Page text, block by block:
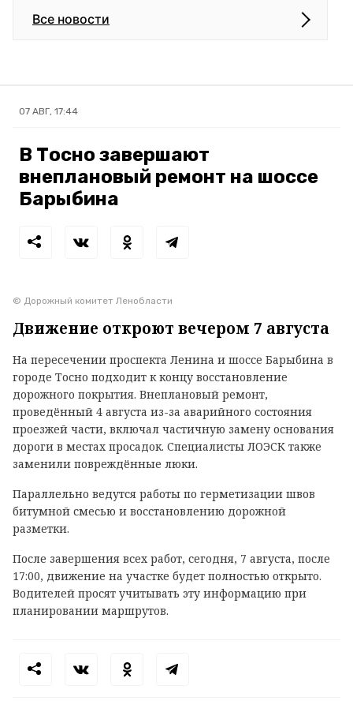
Все новости
07 АВГ, 17:44
В Тосно завершают
внеплановый ремонт на шоссе
Барыбина
© Дорожный комитет Ленобласти
Движение откроют вечером 7 августа
На пересечении проспекта Ленина и шоссе Барыбина в
городе Тосно подходит к концу восстановление
дорожного покрытия. Внеплановый ремонт,
проведённый 4 августа из-за аварийного состояния
проезжей части, включал частичную замену основания
дороги в местах просадок. Специалисты ЛОЭСК также
заменили повреждённые люки.
Параллельно ведутся работы по герметизации швов
битумной смесью и восстановлению дорожной
разметки.
После завершения всех работ, сегодня, 7 августа, после
17:00, движение на участке будет полностью открыто.
Водителей просят учитывать эту информацию при
планировании маршрутов.